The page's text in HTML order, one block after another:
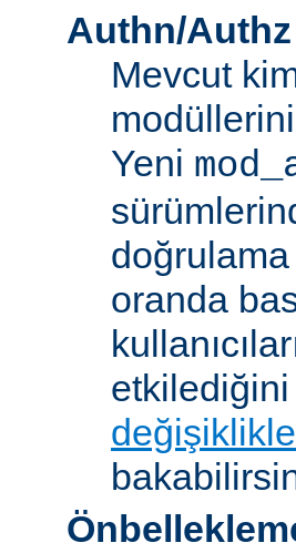
Authn/Authz
Mevcut
Yeni
doğrulama
oranda